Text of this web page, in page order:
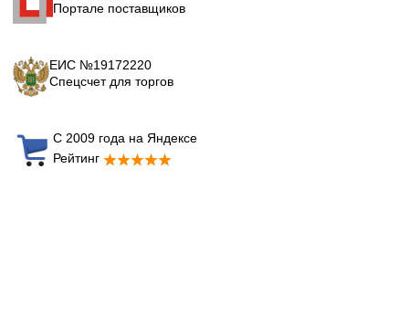
Портале поставщиков
ЕИС №19172220
Спецсчет для торгов
С 2009 года на Яндексе
Рейтинг